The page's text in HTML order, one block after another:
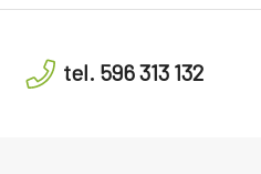
tel. 596 313 132